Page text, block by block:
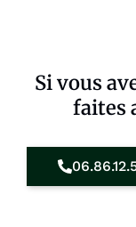
Si vous
faites